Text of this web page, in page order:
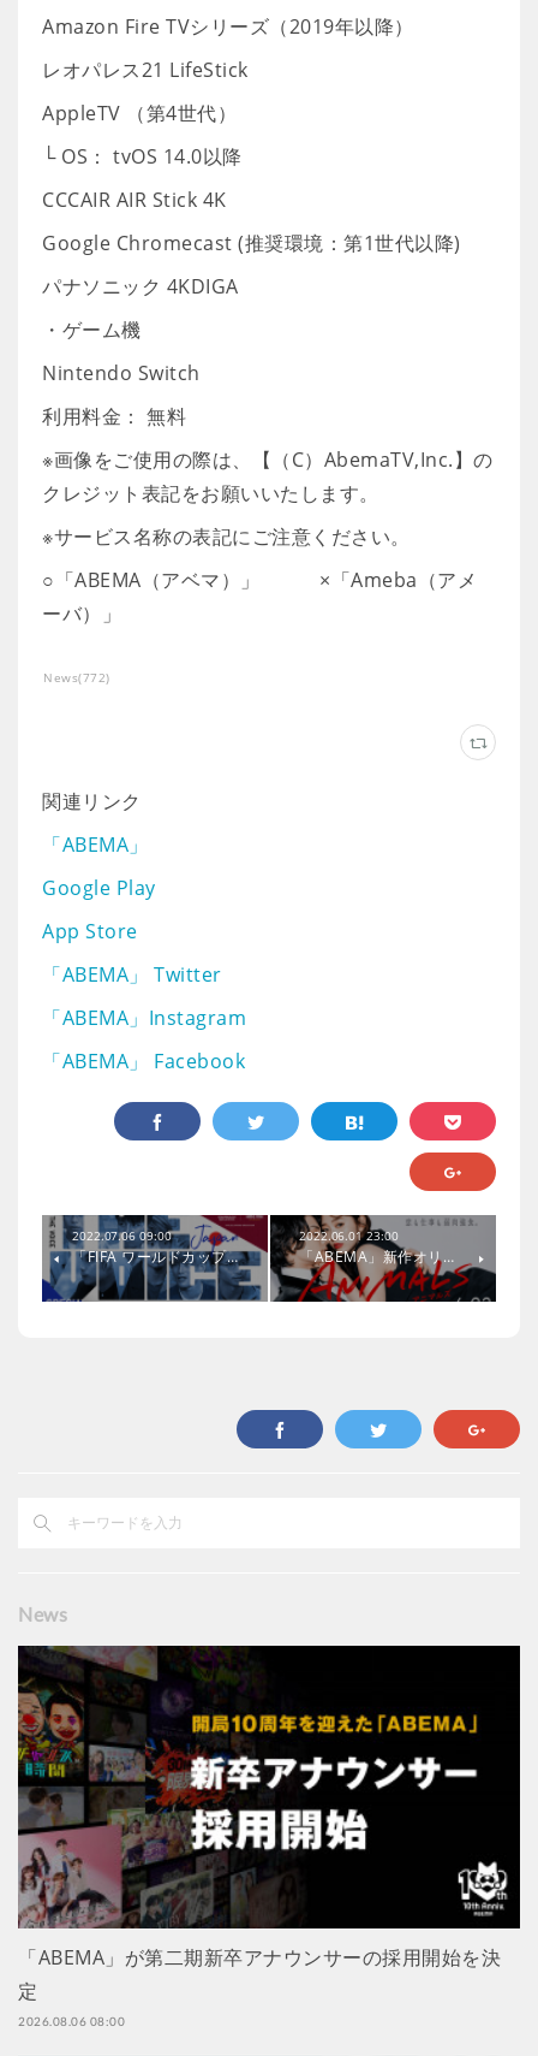
Amazon Fire TVシリーズ（2019年以降）
レオパレス21 LifeStick
AppleTV （第4世代）
└ OS： tvOS 14.0以降
CCCAIR AIR Stick 4K
Google Chromecast (推奨環境：第1世代以降)
パナソニック 4KDIGA
・ゲーム機
Nintendo Switch
利用料金： 無料
※画像をご使用の際は、【（C）AbemaTV,Inc.】の
クレジット表記をお願いいたします。
※サービス名称の表記にご注意ください。
○「ABEMA（アベマ）」 ×「Ameba（アメ
ーバ）」
News(772)
関連リンク
「ABEMA」
Google Play
App Store
「ABEMA」 Twitter
「ABEMA」Instagram
「ABEMA」 Facebook
2022.07.06 09:00
「FIFA ワールドカップ…
2022.06.01 23:00
「ABEMA」新作オリ…
News
「ABEMA」が第二期新卒アナウンサーの採用開始を決
定
2026.08.06 08:00